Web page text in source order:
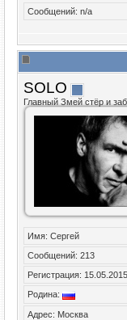
Сообщений: n/a
SOLO
Главный Змей стёр и
Имя: Сергей
Сообщений: 213
Регистрация: 15.05.2015
Родина:
Адрес: Москва